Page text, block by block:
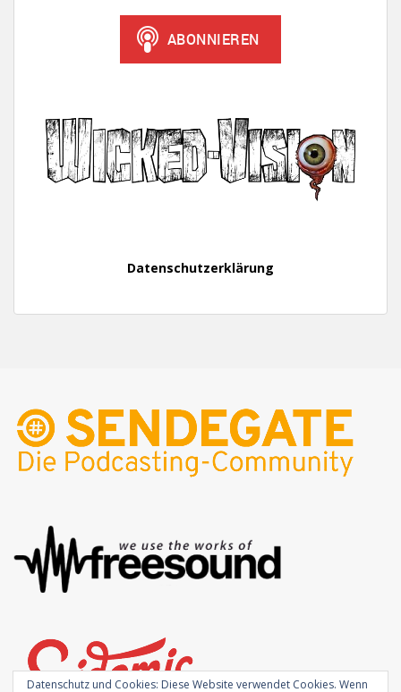
Datenschutzerklärung
Datenschutz und Cookies: Diese Website verwendet Cookies. Wenn